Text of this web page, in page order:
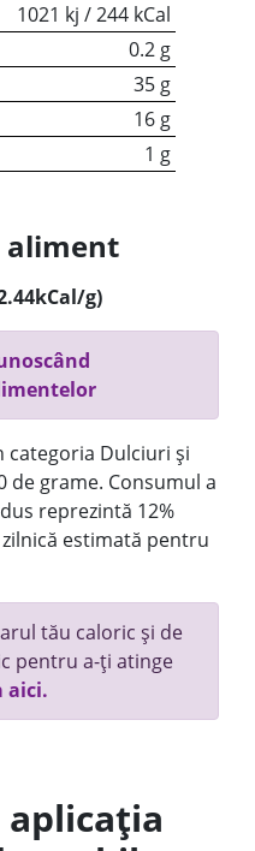
1021 kj / 244 kCal
0.2 g
35 g
16 g
1 g
g)
categoria Dulciuri și
de grame. Consumul a
reprezintă 12%
estimată pentru
tău caloric și de
pentru a-ți atinge
aici.
aplicația